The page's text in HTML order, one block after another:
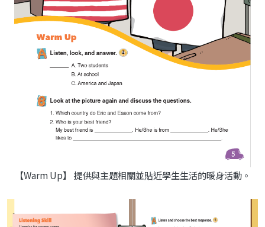
【Warm Up】 提供與主題相關並貼近學生生活的暖身活動。